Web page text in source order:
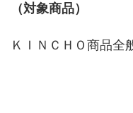
（対象商品）
ＫＩＮＣＨＯ商品全